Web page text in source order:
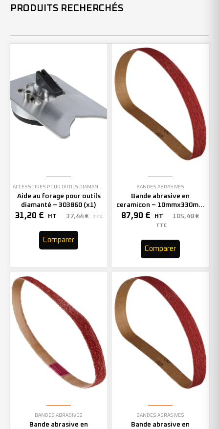
PRODUITS RECHERCHÉS
Aide au forage pour outils
diamanté – 303860 (x1)
31,20 € HT 37,44 € TTC
Comparer
BANDES ABRASIVES
Bande abrasive en
ceramicon – 10mmx330mm
– Grain 40 – 333001 (x50)
87,90 € HT 105,48 €
TTC
Comparer
BANDES ABRASIVES
Bande abrasive en
BANDES ABRASIVES
Bande abrasive en